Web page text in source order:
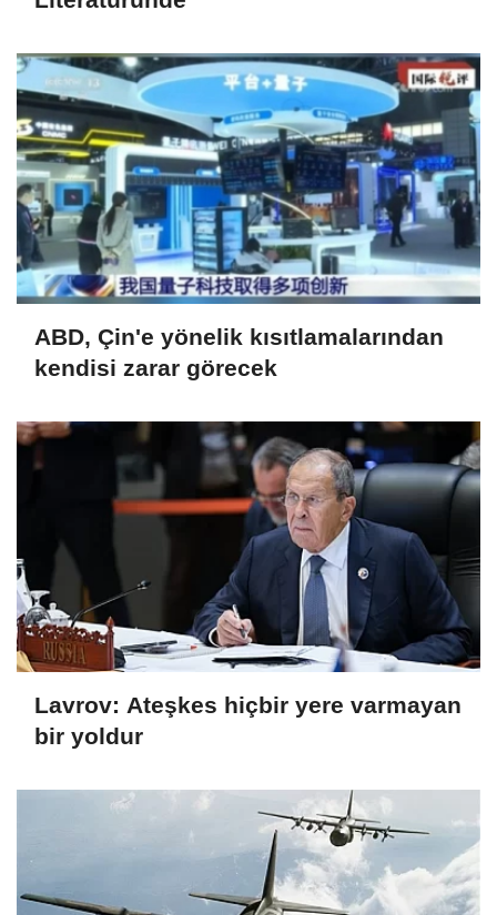
ABD, Çin'e yönelik kısıtlamalarından
kendisi zarar görecek
Lavrov: Ateşkes hiçbir yere varmayan
bir yoldur